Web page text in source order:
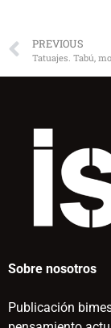
PREVIOUS
Sobre nosotros
Publicación